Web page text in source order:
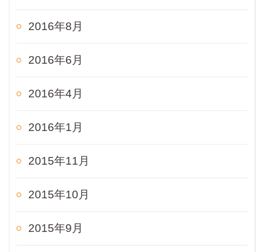
2016年8月
2016年6月
2016年4月
2016年1月
2015年11月
2015年10月
2015年9月